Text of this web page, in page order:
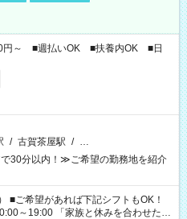
円～ ■週払いOK ■扶養内OK ■日
/ 古賀茶屋駅 / …
30分以内！≫ご希望の勤務地を紹介
と休みを合わせた